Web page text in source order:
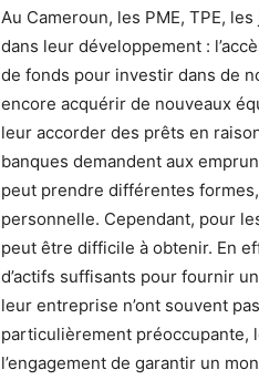
Au Cameroun, les PME, TPE,
dans leur développement :
de fonds pour investir dans de
encore acquérir de nouveaux
leur accorder des prêts en
banques demandent aux
peut prendre différentes
personnelle. Cependant, pour
peut être difficile à obtenir. En
d’actifs suffisants pour fournir
leur entreprise n’ont souvent
particulièrement préoccupante,
l’engagement de garantir un